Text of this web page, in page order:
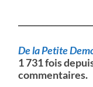
De la Petite
1 731 fois
commentaires.